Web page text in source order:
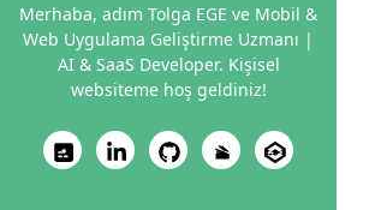
Merhaba, adım Tolga EGE ve Mobil &
Web Uygulama Geliştirme Uzmanı |
AI & SaaS Developer. Kişisel
websiteme hoş geldiniz!